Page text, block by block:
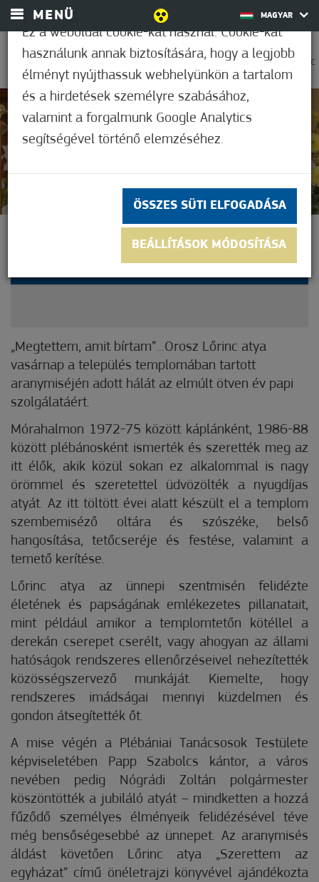
MENÜ MAGYAR
0
21,1°C
Nem értékelt
ARANYMISÉT ÜNNEPELT
MÓRAHALOM
„Megtettem, amit bírtam”...Orosz Lőrinc atya
vasárnap a település templomában tartott
aranymiséjén adott hálát az elmúlt ötven év papi
szolgálatáért.
Mórahalmon 1972-75 között káplánként, 1986-88
között plébánosként ismerték és szerették meg az
itt élők, akik közül sokan ez alkalommal is nagy
örömmel és szeretettel üdvözölték a nyugdíjas
atyát. Az itt töltött évei alatt készült el a templom
szembemiséző oltára és szószéke, belső
hangosítása,tetőcseréje és festése, valamint a
temető kerítése.
Lőrinc atya az ünnepi szentmisén felidézte
életének és papságának emlékezetes pillanatait,
mint például amikor a templomtetőn kötéllel a
derekán cserepet cserélt, vagy ahogyan az állami
hatóságok rendszeres ellenőrzéseivel nehezítették
közösségszervező munkáját. Kiemelte, hogy
rendszeres imádságai mennyi küzdelmen és
gondon átsegítették őt.
A mise végén a Plébániai Tanácsosok Testülete
képviseletében Papp Szabolcs kántor, a város
nevében pedig Nógrádi Zoltán polgármester
köszöntötték a jubiláló atyát – mindketten a hozzá
fűződő személyes élményeik felidézésével téve
még bensőségesebbé az ünnepet. Az aranymisés
áldást követően Lőrinc atya „Szerettem az
egyházat” című önéletrajzi könyvével ajándékozta
Ez a weboldal cookie-kat használ. Cookie-kat
használunk annak biztosítására, hogy a legjobb
élményt nyújthassuk webhelyünkön a tartalom
és a hirdetések személyre szabásához,
valamint a forgalmunk Google Analytics
segítségével történő elemzéséhez.
ÖSSZES SÜTI ELFOGADÁSA
BEÁLLÍTÁSOK MÓDOSÍTÁSA